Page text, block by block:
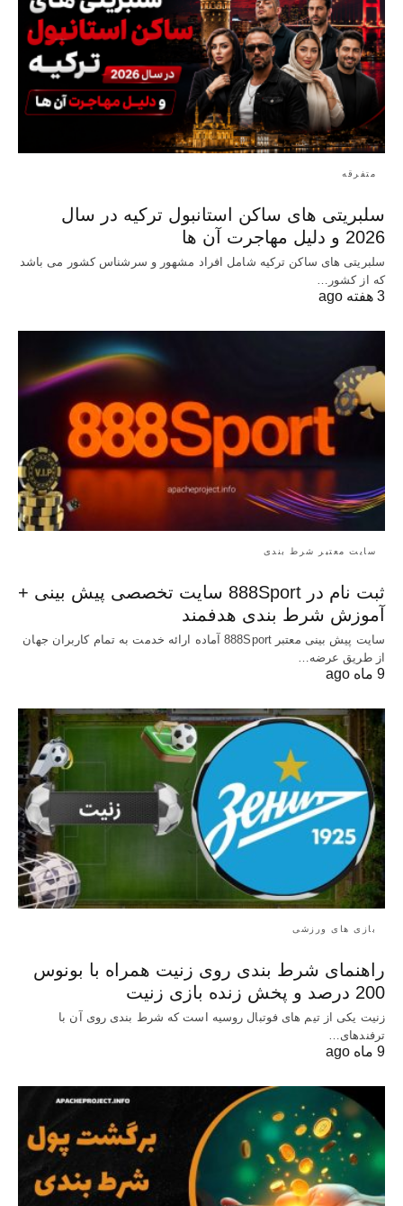
متفرقه
سلبریتی های ساکن استانبول ترکیه در سال
2026 و دلیل مهاجرت آن ها
سلبریتی های ساکن ترکیه شامل افراد مشهور و سرشناس کشور می باشد
که از کشور…
3 هفته ago
سایت معتبر شرط بندی
ثبت نام در 888Sport سایت تخصصی پیش بینی +
آموزش شرط بندی هدفمند
سایت پیش بینی معتبر 888Sport آماده ارائه خدمت به تمام کاربران جهان
از طریق عرضه…
9 ماه ago
بازی های ورزشی
راهنمای شرط بندی روی زنیت همراه با بونوس
200 درصد و پخش زنده بازی زنیت
زنیت یکی از تیم های فوتبال روسیه است که شرط بندی روی آن با
ترفندهای…
9 ماه ago